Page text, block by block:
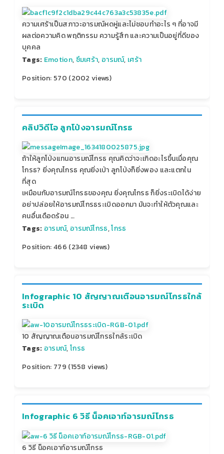
ความเศร้าเป็นสภาวะอารมณ์หดหู่และไม่ชอบทำอะไร ๆ ที่อาจมี
ผลต่อความคิด พฤติกรรม ความรู้สึก และความเป็นอยู่ที่ดีของ
บุคคล
Tags: Emotion, ซึมเศร้า, อารมณ์, เศร้า
Position: 570 (2002 views)
คลิปวิดีโอ ลูกโป่งอารมณ์โกรธ
ถ้าให้ลูกโป่งแทนอารมณ์โกรธ คุณคิดว่าจะเกิดอะไรขึ้นเมื่อคุณ
โกรธ? ยิ่งคุณโกรธ คุณยิ่งเป่า ลูกโป่งก็ยิ่งพอง และแตกใน
ที่สุด
เหมือนกับอารมณ์โกรธของคุณ ยิ่งคุณโกรธ ก็ยิ่งระเบิดได้ง่าย
อย่าปล่อยให้อารมณ์โกรธระเบิดออกมา มันจะทำให้ตัวคุณและ
คนอื่นเดือดร้อน …
Tags: อารมณ์, อารมณ์โกรธ,โกรธ
Position:466 (2348 views)
Infographic 10 สัญญาณเตือนอารมณ์โกรธใกล้
ระเบิด
10 สัญญาณเตือนอารมณ์โกรธใกล้ระเบิด
Tags: อารมณ์,โกรธ
Position: 779 (1558 views)
Infographic 6 วิธี น็อคเอาท์อารมณ์โกรธ
6 วิธี น็อคเอาท์อารมณ์โกรธ